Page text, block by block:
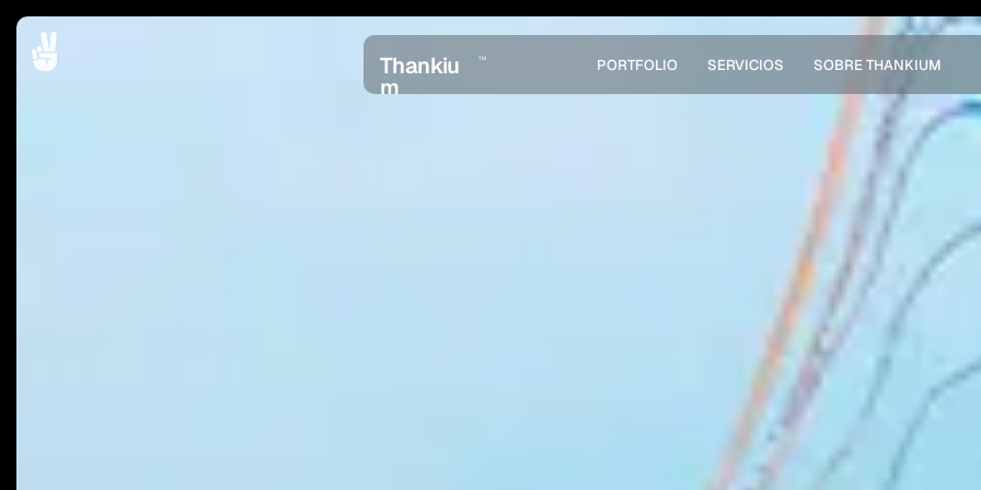
Thankiu
m
TM PORTFOLIO SERVICIOS SOBRE THANKIUM